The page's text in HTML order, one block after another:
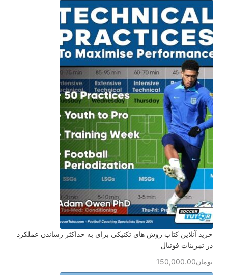
خرید آنلاین کتاب روش های تکنیکی برای به حداکثر رساندن عملکرد
در تمرینات فوتبال
تومان150,000.00